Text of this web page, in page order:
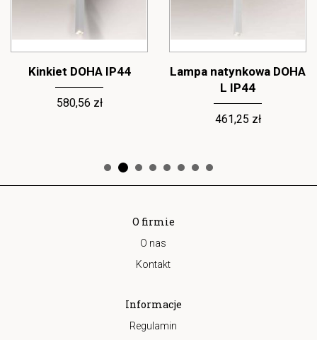
Kinkiet DOHA IP44
580,56 zł
Lampa natynkowa DOHA
L IP44
461,25 zł
O firmie
O nas
Kontakt
Informacje
Regulamin